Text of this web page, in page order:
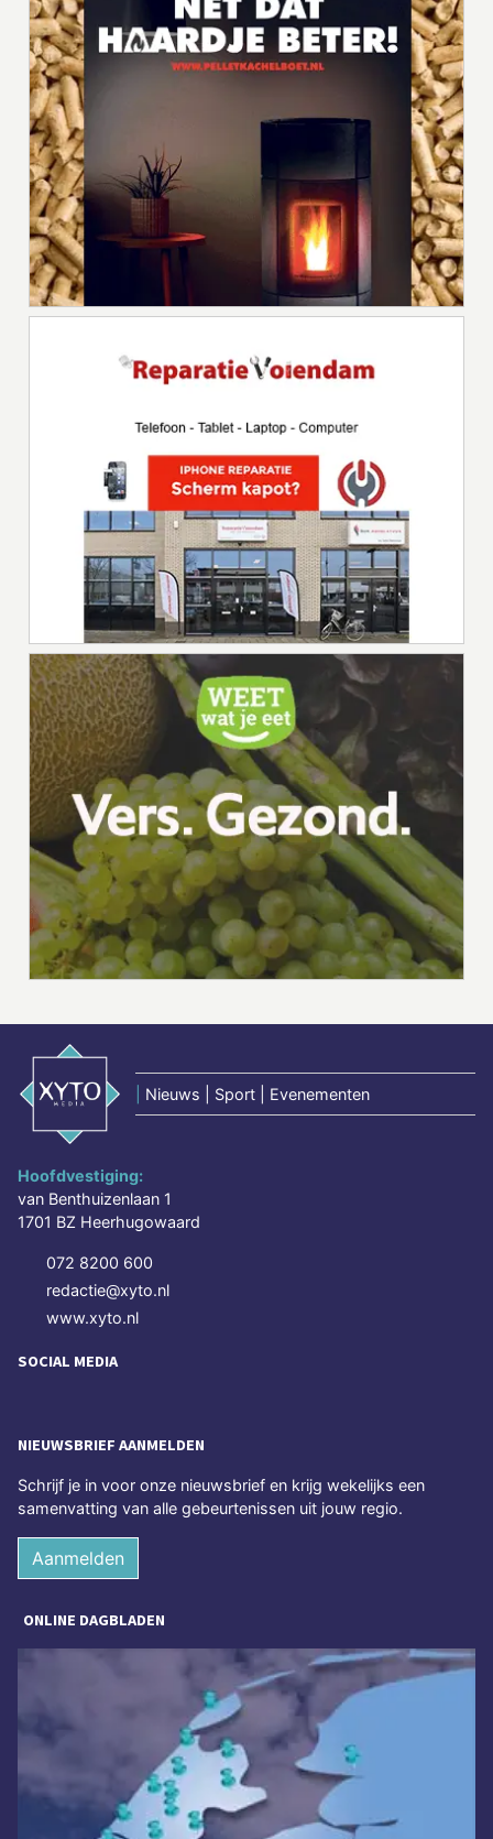
Nieuws | Sport | Evenementen
Hoofdvestiging:
van Benthuizenlaan 1
1701 BZ Heerhugowaard
072 8200 600
redactie@xyto.nl
www.xyto.nl
SOCIAL MEDIA
NIEUWSBRIEF AANMELDEN
Schrijf je in voor onze nieuwsbrief en krijg wekelijks een
samenvatting van alle gebeurtenissen uit jouw regio.
Aanmelden
ONLINE DAGBLADEN